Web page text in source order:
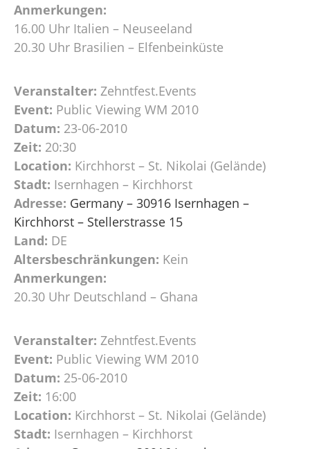
Anmerkungen:
16.00 Uhr Italien – Neuseeland
20.30 Uhr Brasilien – Elfenbeinküste
Veranstalter: Zehntfest.Events
Event: Public Viewing WM 2010
Datum: 23-06-2010
Zeit: 20:30
Location: Kirchhorst – St. Nikolai (Gelände)
Stadt: Isernhagen – Kirchhorst
Adresse: Germany – 30916 Isernhagen –
Kirchhorst – Stellerstrasse 15
Land: DE
Altersbeschränkungen: Kein
Anmerkungen:
20.30 Uhr Deutschland – Ghana
Veranstalter: Zehntfest.Events
Event: Public Viewing WM 2010
Datum: 25-06-2010
Zeit: 16:00
Location: Kirchhorst – St. Nikolai (Gelände)
Stadt: Isernhagen – Kirchhorst